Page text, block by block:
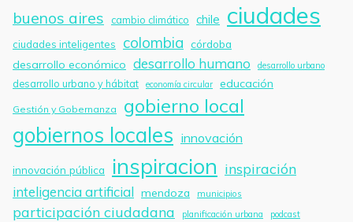
buenos aires
cambio climático chile ciudades
ciudades inteligentes colombia córdoba
desarrollo económico desarrollo humano desarrollo urbano
desarrollo urbano y hábitat economía circular educación
Gestión y Gobernanza gobierno local
gobiernos locales innovación
innovación pública inspiracion inspiración
inteligencia artificial mendoza municipios
participación ciudadana planificación urbana podcast